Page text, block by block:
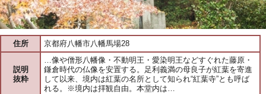
住所 京都府八幡市八幡馬場28
説明
抜粋
…像や僧形八幡像・不動明王・愛染明王などすぐれた藤原・
鎌倉時代の仏像を安置する。足利義満の母良子が紅葉を寄進
して以来、境内は紅葉の名所として知られ“紅葉寺”とも呼ば
れる。※境内は拝観自由。本堂内は…